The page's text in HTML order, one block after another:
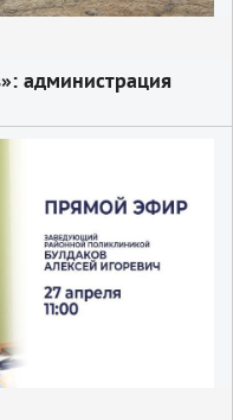
администрация